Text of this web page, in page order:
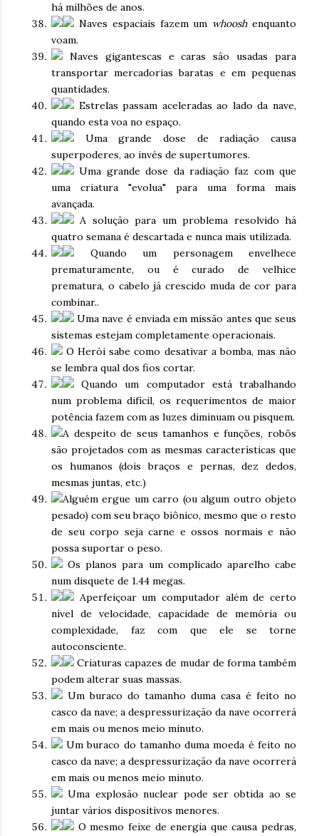
há milhões de anos.
Naves espaciais fazem um whooshenquanto
voam.
Naves gigantescas e caras são usadas para
transportar mercadorias baratas e em pequenas
quantidades.
Estrelas passam aceleradas ao lado da nave,
quando esta voa no espaço.
Uma grande dose de radiação causa
superpoderes, ao invés de supertumores.
Uma grande dose da radiação faz com que
uma criatura "evolua" para uma forma mais
avançada.
A solução para um problema resolvido há
quatro semana é descartada e nunca mais utilizada.
Quando um personagem envelhece
prematuramente, ou é curado de velhice
prematura, o cabelo já crescido muda de cor para
combinar..
Uma nave é enviada em missão antes que seus
sistemas estejam completamente operacionais.
O Herói sabe como desativar a bomba, mas não
se lembra qual dos fios cortar.
Quando um computador está trabalhando
num problema difícil, os requerimentos de maior
potência fazem com as luzes diminuam ou pisquem.
A despeito de seus tamanhos e funções, robôs
são projetados com as mesmas características que
os humanos (dois braços e pernas, dez dedos,
mesmas juntas, etc.)
Alguém ergue um carro (ou algum outro objeto
pesado) com seu braço biônico, mesmo que o resto
de seu corpo seja carne e ossos normais e não
possa suportar o peso.
Os planos para um complicado aparelho cabe
num disquete de 1.44 megas.
Aperfeiçoar um computador além de certo
nível de velocidade, capacidade de memória ou
complexidade, faz com que ele se torne
autoconsciente.
Criaturas capazes de mudar de forma também
podem alterar suas massas.
Um buraco do tamanho duma casa é feito no
casco da nave; a despressurização da nave ocorrerá
em mais ou menos meio minuto.
Um buraco do tamanho duma moeda é feito no
casco da nave; a despressurização da nave ocorrerá
em mais ou menos meio minuto.
Uma explosão nuclear pode ser obtida ao se
juntar vários dispositivos menores.
O mesmo feixe de energia que causa pedras,